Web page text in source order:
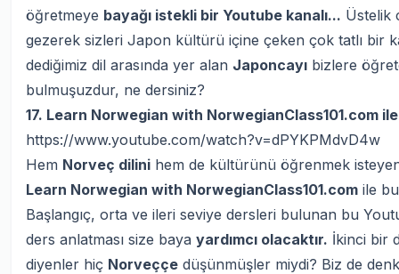
öğretmeye bayağı istekli bir Youtube kanalı... Üstelik
gezerek sizleri Japon kültürü içine çeken çok tatlı bir
dediğimiz dil arasında yer alan Japoncayı bizlere
bulmuşuzdur, ne dersiniz?
17. Learn Norwegian with NorwegianClass101.com
https://www.youtube.com/watch?v=dPYKPMdvD4w
Hem Norveç dilini hem de kültürünü öğrenmek
Learn Norwegian with NorwegianClass101.com ile
Başlangıç, orta ve ileri seviye dersleri bulunan bu
ders anlatması size baya yardımcı olacaktır. İkinci bir
diyenler hiç Norveççe düşünmüşler miydi? Biz de